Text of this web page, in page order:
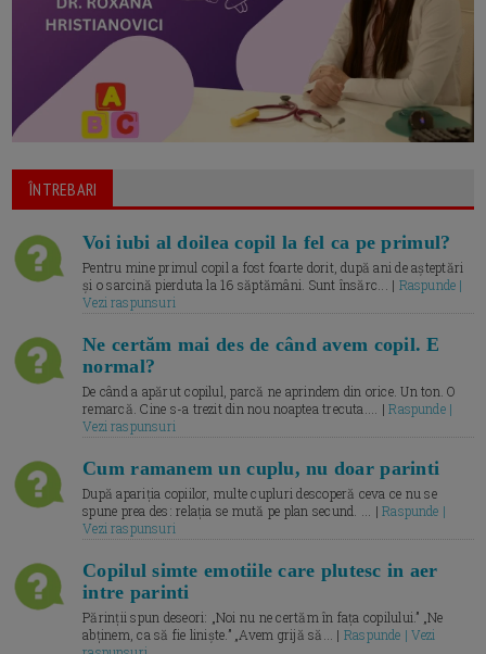
ÎNTREBARI
Voi iubi al doilea copil la fel ca pe primul?
Pentru mine primul copil a fost foarte dorit, după ani de așteptări
și o sarcină pierduta la 16 săptămâni. Sunt însărc... | Raspunde |
Vezi raspunsuri
Ne certăm mai des de când avem copil. E
normal?
De când a apărut copilul, parcă ne aprindem din orice. Un ton. O
remarcă. Cine s-a trezit din nou noaptea trecuta.... |Raspunde |
Vezi raspunsuri
Cum ramanem un cuplu, nu doar parinti
După apariția copiilor, multe cupluri descoperă ceva ce nu se
spune prea des: relația se mută pe plan secund. ... |Raspunde |
Vezi raspunsuri
Copilul simte emotiile care plutesc in aer
intre parinti
Părinții spun deseori: „Noi nu ne certăm în fața copilului.” „Ne
abținem, ca să fie liniște.” „Avem grijă să... | Raspunde | Vezi